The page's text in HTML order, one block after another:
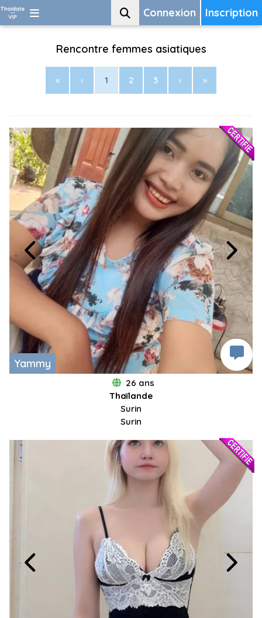
Inscription
Connexion
Rencontre femmes asiatiques
« ‹ 1 2 3 › »
Yammy
26 ans
Thaïlande
Surin
Surin